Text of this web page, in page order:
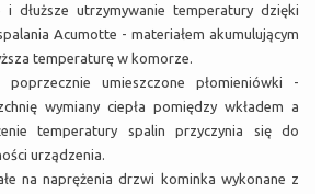
i dłuższe utrzymywanie temperatury dzięki
Acumotte - materiałem akumulującym
temperaturę w komorze.
umieszczone płomieniówki -
wymiany ciepła pomiędzy wkładem a
temperatury spalin przyczynia się do
urządzenia.
na naprężenia drzwi kominka wykonane z